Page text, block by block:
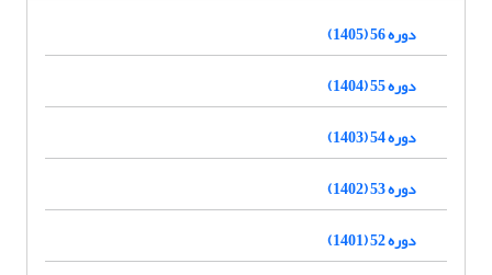
دوره 56 (1405)
دوره 55 (1404)
دوره 54 (1403)
دوره 53 (1402)
دوره 52 (1401)